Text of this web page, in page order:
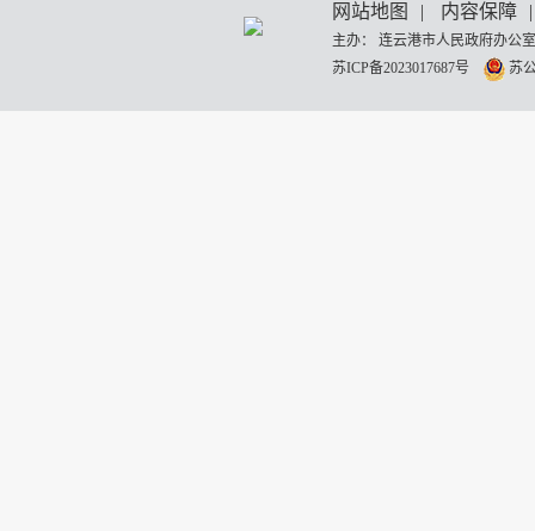
网站地图 | 内容保障 |
主办： 连云港市人民政府办
苏ICP备2023017687号
苏